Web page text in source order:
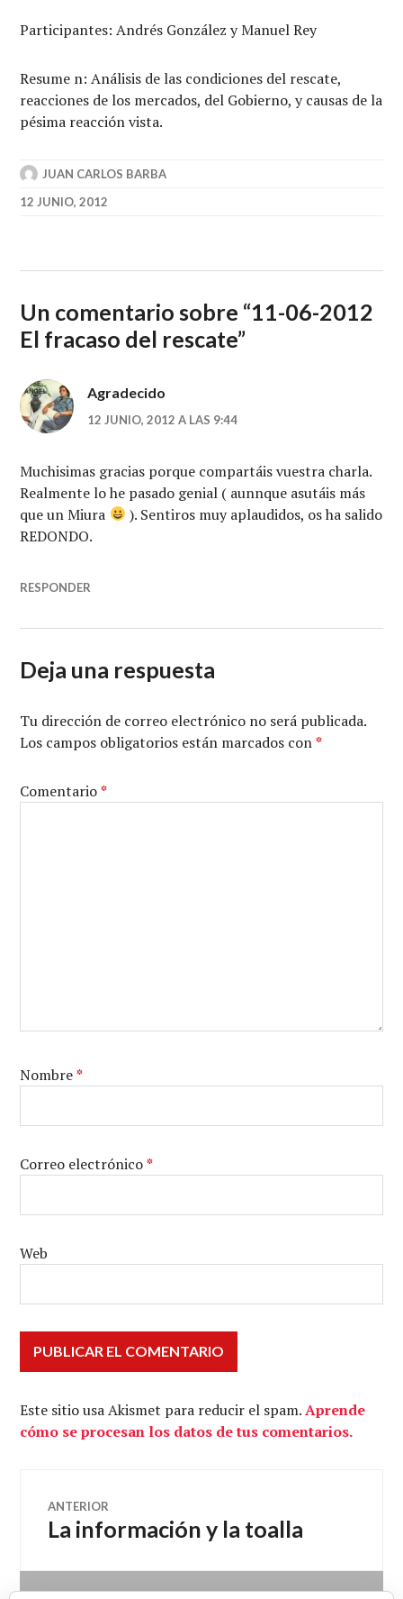
Participantes: Andrés González y Manuel Rey
Resume n: Análisis de las condiciones del rescate,
reacciones de los mercados, del Gobierno, y causas de la
pésima reacción vista.
JUAN CARLOS BARBA
12 JUNIO, 2012
Un comentario sobre “11-06-2012
El fracaso del rescate”
Agradecido
12 JUNIO, 2012 A LAS 9:44
Muchisimas gracias porque compartáis vuestra charla.
Realmente lo he pasado genial ( aunnque asutáis más
que un Miura
). Sentiros muy aplaudidos, os ha salido
REDONDO.
RESPONDER
Deja una respuesta
Tu dirección de correo electrónico no será publicada.
Los campos obligatorios están marcados con*
Comentario*
Nombre*
Correo electrónico*
Web
Este sitio usa Akismet para reducir el spam.Aprende
cómo se procesan los datos de tus comentarios.
Navegación
de
ANTERIOR
Entrada
La información y la toalla